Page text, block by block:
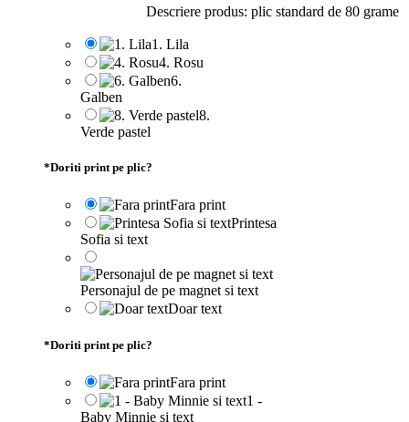
Descriere produs: plic standard de 80 grame
1. Lila
4. Rosu
6.
Galben
8.
Verde pastel
*Doriti print pe plic?
Fara print
Printesa
Sofia si text
Personajul de pe magnet si text
Doar text
*Doriti print pe plic?
Fara print
1 -
Baby Minnie si text